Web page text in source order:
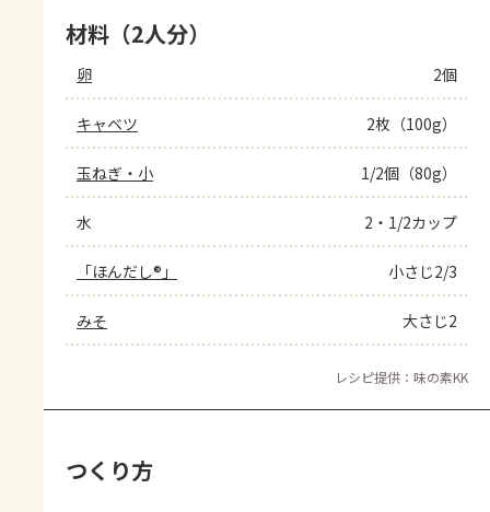
材料（2人分）
卵 2個
キャベツ 2枚（100g）
玉ねぎ・小 1/2個（80g）
水 2・1/2カップ
「ほんだし®」 小さじ2/3
みそ 大さじ2
レシピ提供：味の素KK
つくり方